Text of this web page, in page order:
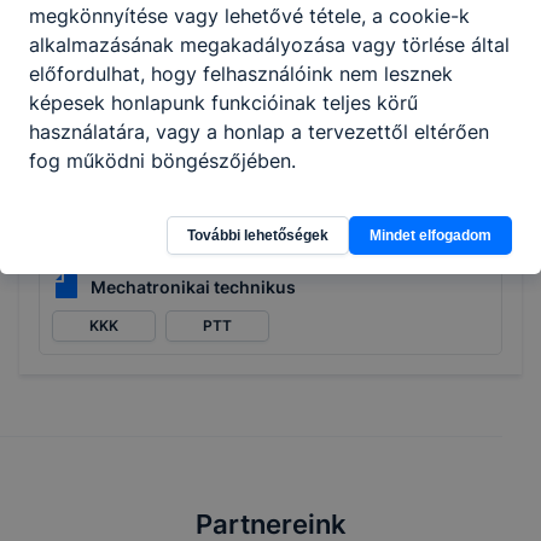
KKK PTT
Szoftverfejlesztő és -tesztelő
KKK
Mechatronikai technikus
KKK PTT
Partnereink
megkönnyítése vagy lehetővé tétele, a cookie-k
alkalmazásának megakadályozása vagy törlése által
előfordulhat, hogy felhasználóink nem lesznek
képesek honlapunk funkcióinak teljes körű
használatára, vagy a honlap a tervezettől eltérően
fog működni böngészőjében.
További lehetőségek Mindet elfogadom